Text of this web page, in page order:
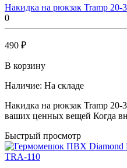
Накидка на рюкзак Tramp
0
490 ₽
В корзину
Наличие: На складе
Накидка на рюкзак Tramp
ваших ценных вещей Когда
Быстрый просмотр